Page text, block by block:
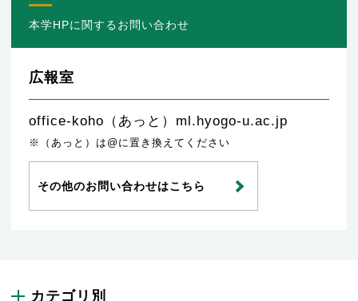
カテゴリ別
本学HPに関するお問い合わせ
広報室
office-koho（あっと）ml.hyogo-u.ac.jp
※（あっと）は@に置き換えてください
その他のお問い合わせはこちら